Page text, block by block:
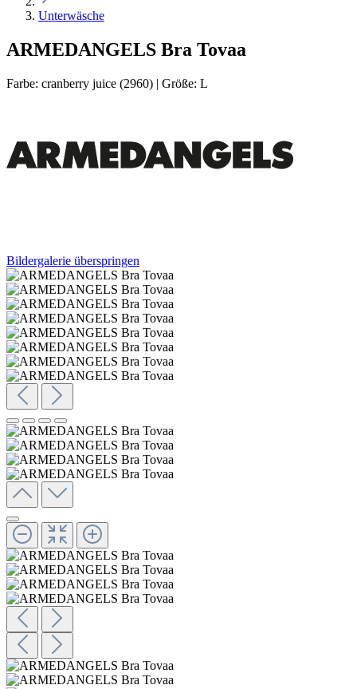
Unterwäsche
ARMEDANGELS Bra Tovaa
Farbe: cranberry juice (2960) | Größe: L
Bildergalerie überspringen